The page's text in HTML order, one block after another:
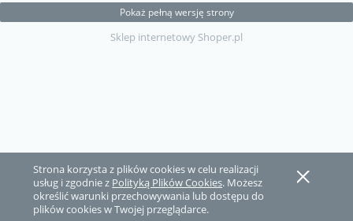
Strona korzysta z plików cookies w celu realizacji
usług i zgodnie z Polityką Plików Cookies. Możesz
określić warunki przechowywania lub dostępu do
plików cookies w Twojej przeglądarce.
Pokaż pełną wersję strony
Sklep internetowy Shoper.pl